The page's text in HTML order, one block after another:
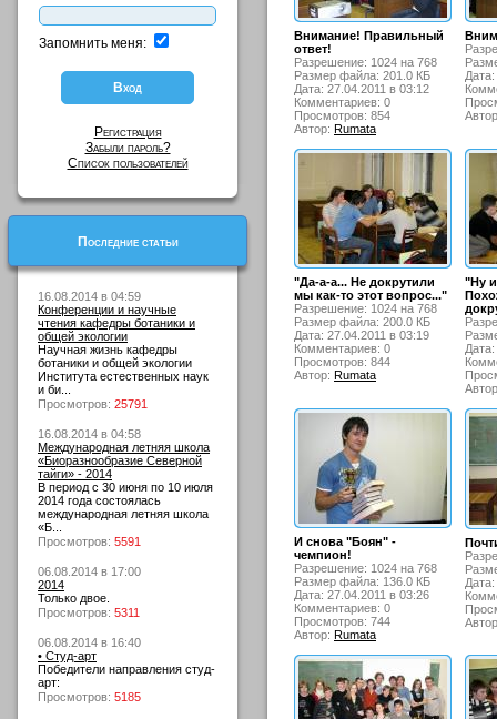
Запомнить меня:
Регистрация
Забыли пароль?
Список пользователей
Последние статьи
16.08.2014 в 04:59
Конференции и научные
чтения кафедры ботаники и
общей экологии
Научная жизнь кафедры
ботаники и общей экологии
Института естественных наук
и би...
Просмотров: 25791
16.08.2014 в 04:58
Международная летняя школа
«Биоразнообразие Северной
тайги» - 2014
В период с 30 июня по 10 июля
2014 года состоялась
международная летняя школа
«Б...
Просмотров: 5591
06.08.2014 в 17:00
2014
Только двое.
Просмотров: 5311
06.08.2014 в 16:40
• Студ-арт
Победители направления студ-
арт:
Просмотров: 5185
Внимание! Правильный
ответ!
Разрешение: 1024 на 768
Размер файла: 201.0 КБ
Дата: 27.04.2011 в 03:12
Комментариев: 0
Просмотров: 854
Автор: Rumata
"Да-а-а... Не докрутили
мы как-то этот вопрос..."
Разрешение: 1024 на 768
Размер файла: 200.0 КБ
Дата: 27.04.2011 в 03:19
Комментариев: 0
Просмотров: 844
Автор: Rumata
"Ну
И снова "Боян" -
чемпион!
Разрешение: 1024 на 768
Размер файла: 136.0 КБ
Дата: 27.04.2011 в 03:26
Комментариев: 0
Просмотров: 744
Автор: Rumata